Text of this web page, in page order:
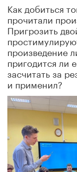
Как добиться
прочитали
Пригрозить
произведение
пригодится ли
засчитать за
и применил?